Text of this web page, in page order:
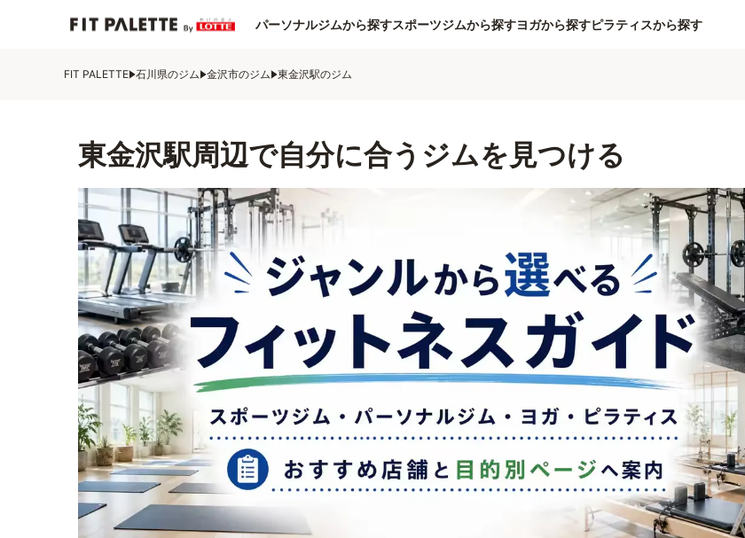
パーソナルジムから探すスポーツジムから探すヨガから探すピラティスから探す
FIT PALETTE 石川県のジム 金沢市のジム 東金沢駅のジム
東金沢駅周辺で自分に合うジムを見つける